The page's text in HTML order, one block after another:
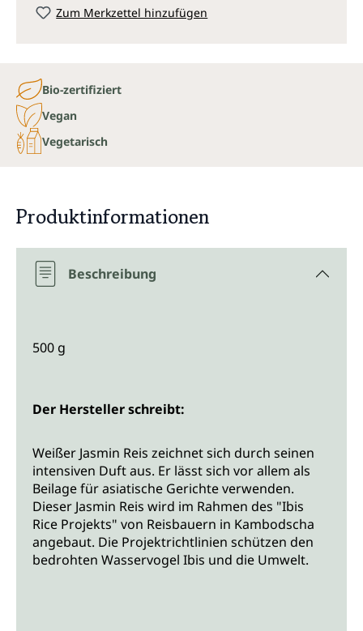
Zum Merkzettel hinzufügen
Bio-zertifiziert
Vegan
Vegetarisch
Produktinformationen
Beschreibung
500 g
Der Hersteller schreibt:
Weißer Jasmin Reis zeichnet sich durch seinen
intensiven Duft aus. Er lässt sich vor allem als
Beilage für asiatische Gerichte verwenden.
Dieser Jasmin Reis wird im Rahmen des "Ibis
Rice Projekts" von Reisbauern in Kambodscha
angebaut. Die Projektrichtlinien schützen den
bedrohten Wasservogel Ibis und die Umwelt.